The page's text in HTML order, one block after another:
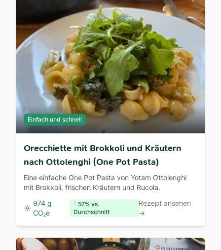
Einfach und schnell
Orecchiette mit Brokkoli und Kräutern
nach Ottolenghi (One Pot Pasta)
Eine einfache One Pot Pasta von Yotam Ottolenghi
mit Brokkoli, frischen Kräutern und Rucola.
974 g
CO₂e
- 57% vs.
Durchschnitt
Rezept ansehen
→